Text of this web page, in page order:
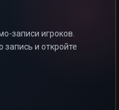
записи игроков.
и откройте